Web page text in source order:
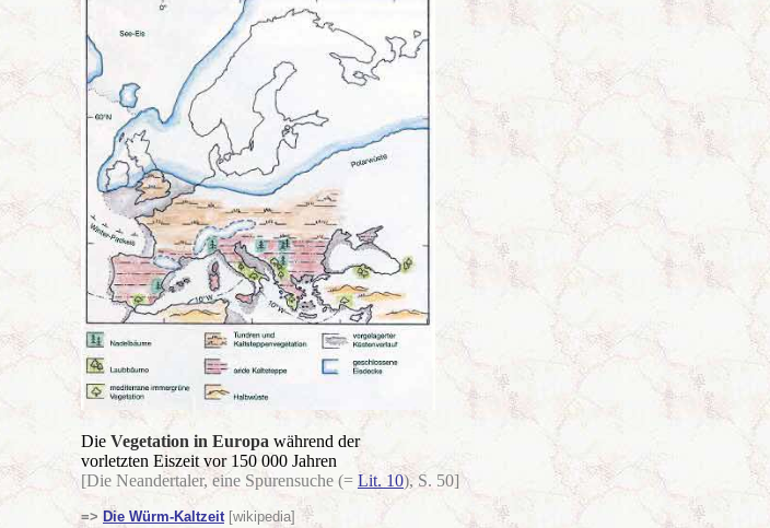
Die Vegetation in Europa während der
vorletzten Eiszeit vor 150 000 Jahren
[Die Neandertaler, eine Spurensuche (= Lit. 10), S. 50]
=> Die Würm-Kaltzeit [wikipedia]